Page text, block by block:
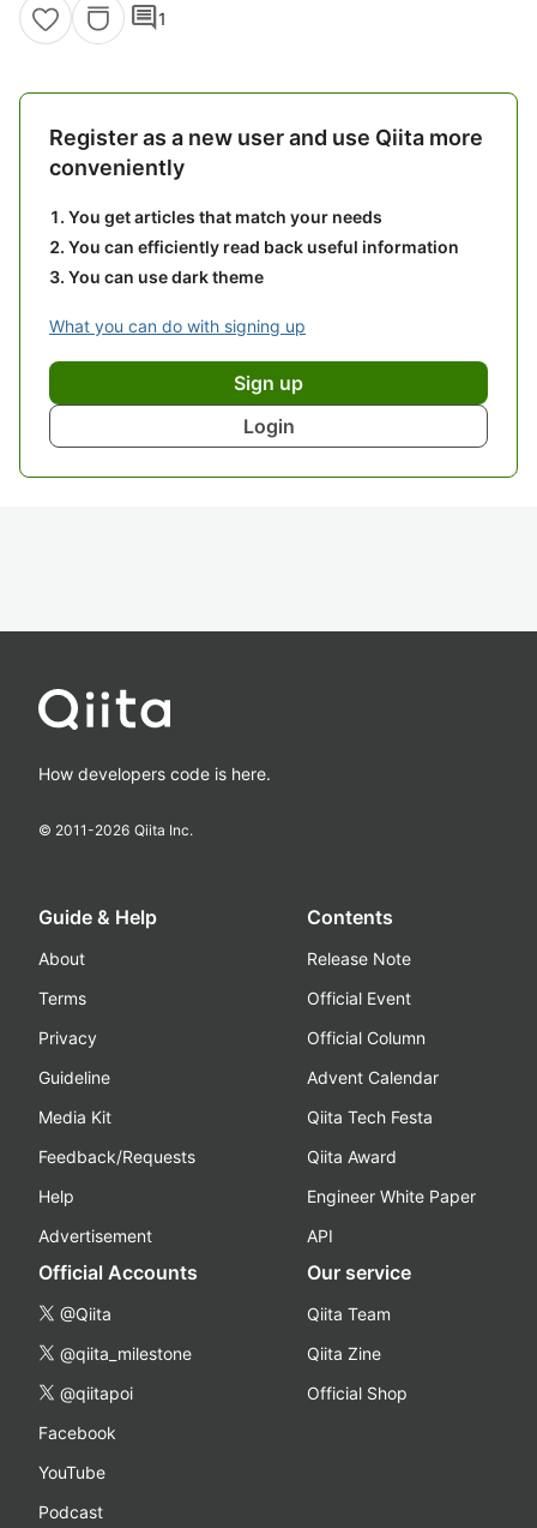
comment1
Register as a new user and use Qiita more
conveniently
You get articles that match your needs
You can efficiently read back useful information
You can use dark theme
What you can do with signing up
Sign up
Login
How developers code is here.
© 2011-2026 Qiita Inc.
Guide & Help
About
Terms
Privacy
Guideline
Media Kit
Feedback/Requests
Help
Advertisement
Contents
Release Note
Official Event
Official Column
Advent Calendar
Qiita Tech Festa
Qiita Award
Engineer White Paper
API
Official Accounts
@Qiita
@qiita_milestone
@qiitapoi
Facebook
YouTube
Podcast
Our service
Qiita Team
Qiita Zine
Official Shop